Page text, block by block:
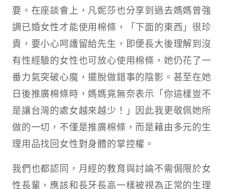
要。在座談會上，凡妮莎也分享到過去媽媽曾強
調已婚女性才能使用棉條，「下面的東西」很珍
貴，要小心呵護留給先生，即便長大後理解到沒
有性經驗的女性也可放心使用棉條，她仍花了一
番力氣突破心魔，擺脫做錯事的陰影。甚至在她
日後推廣棉條時，媽媽竟無奈表示「你這樣豈不
是讓台灣的處女越來越少！」因此我更敬佩她所
做的一切，不僅是推廣棉條，而是藉由多元的生
理用品找回女性對身體的掌控權。​
我們也都認同，月經的教育與討論不需侷限於女
性長輩，應該和長牙長高一樣被視為正常的生理